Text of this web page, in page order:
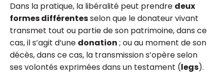
Dans la pratique, la libéralité peut prendre deux
formes différentesselon que le donateur vivant
transmet tout ou partie de son patrimoine, dans ce
cas, il s’agit d’une donation ; ou au moment de son
décès, dans ce cas, la transmission s’opère selon
ses volontés exprimées dans un testament (legs).